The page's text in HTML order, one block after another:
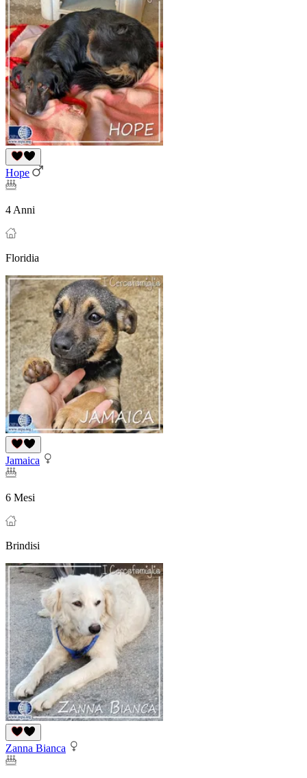
Hope
4 Anni
Floridia
Jamaica
6 Mesi
Brindisi
Zanna Bianca